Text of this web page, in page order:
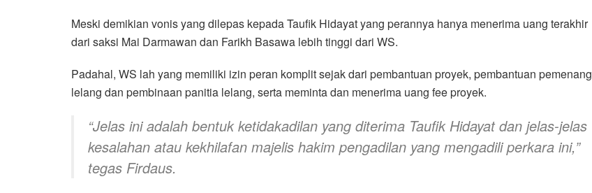
Meski demikian vonis yang dilepas kepada Taufik Hidayat yang perannya hanya menerima uang terakhir
dari saksi Mai Darmawan dan Farikh Basawa lebih tinggi dari WS.
Padahal, WS lah yang memiliki izin peran komplit sejak dari pembantuan proyek, pembantuan pemenang
lelang dan pembinaan panitia lelang, serta meminta dan menerima uang fee proyek.
“Jelas ini adalah bentuk ketidakadilan yang diterima Taufik Hidayat dan jelas-jelas
kesalahan atau kekhilafan majelis hakim pengadilan yang mengadili perkara ini,”
tegas Firdaus.